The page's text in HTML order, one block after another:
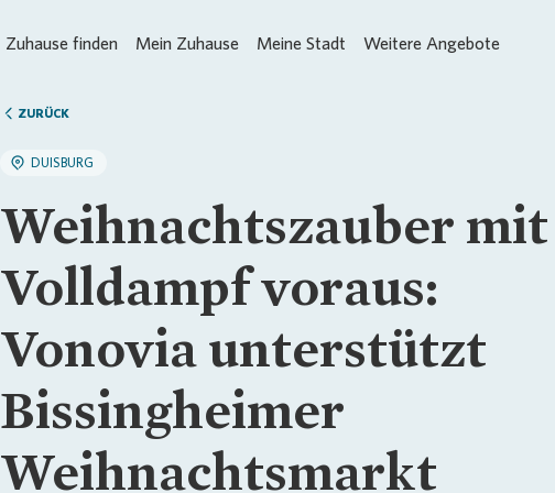
Zuhause finden Mein Zuhause Meine Stadt Weitere Angebote
ZURÜCK
DUISBURG
Weihnachtszauber mit
Volldampf voraus:
Vonovia unterstützt
Bissingheimer
Weihnachtsmarkt